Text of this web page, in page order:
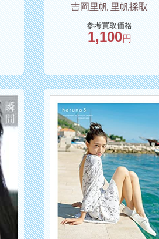
吉岡里帆 里帆採取
参考買取価格
1,100円